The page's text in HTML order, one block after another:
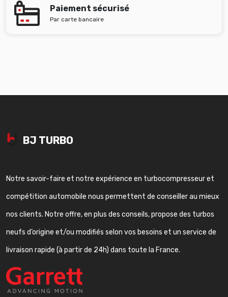
Paiement sécurisé
Par carte bancaire
BJ TURBO
Notre savoir-faire et notre expérience en turbocompresseur et
compétition automobile nous permettent de conseiller au mieux
nos clients. Notre offre, en plus des conseils, propose des turbos
neufs d’origine et/ou modifiés selon vos besoins et un service de
livraison rapide (à partir de 24h) dans toute la France.